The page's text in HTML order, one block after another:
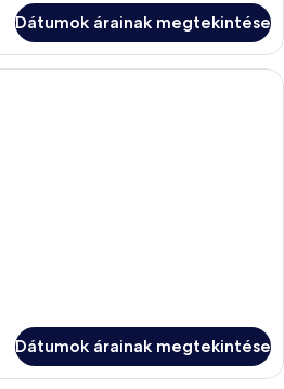
Dátumok árainak megtekintése
Egy modern szállodai szoba,
Dátumok árainak megtekintése